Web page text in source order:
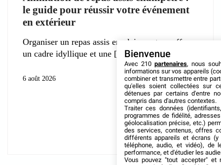
le guide pour réussir votre événement
en extérieur
Organiser un repas assis en pleine nature offre
un cadre idyllique et une
6 août 2026
Bienvenue
Avec 210 partenaires, nous
informations sur vos appareils
combiner et transmettre entre
qu'elles soient collectées sur
détenues par certains d'entre
compris dans d'autres contextes.
Traiter ces données
programmes de fidélité,
géolocalisation précise, etc.)
des services, contenus, offres
différents appareils et écrans (y
téléphone, audio, et vidéo), de
performance, et d'étudier les
Vous pouvez "tout accepter" et